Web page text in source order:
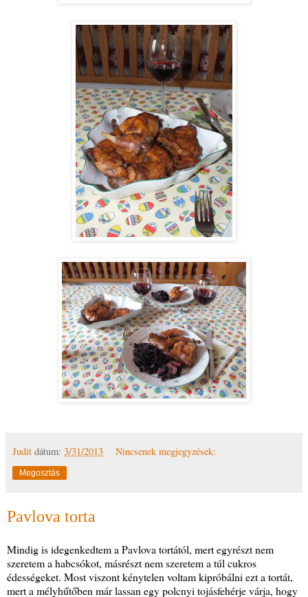
Judit dátum: 3/31/2013 Nincsenek megjegyzések:
Megosztás
Pavlova torta
Mindig is idegenkedtem a Pavlova tortától, mert egyrészt nem
szeretem a habcsókot, másrészt nem szeretem a túl cukros
édességeket. Most viszont kénytelen voltam kipróbálni ezt a tortát,
mert a mélyhűtőben már lassan egy polcnyi tojásfehérje várja, hogy